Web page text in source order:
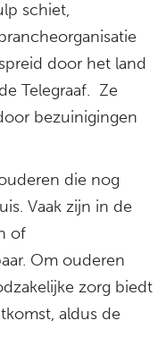
schiet,
door het land
Telegraaf. Ze
bezuinigingen
die nog
Vaak zijn in de
of
Om ouderen
zorg biedt
aldus de